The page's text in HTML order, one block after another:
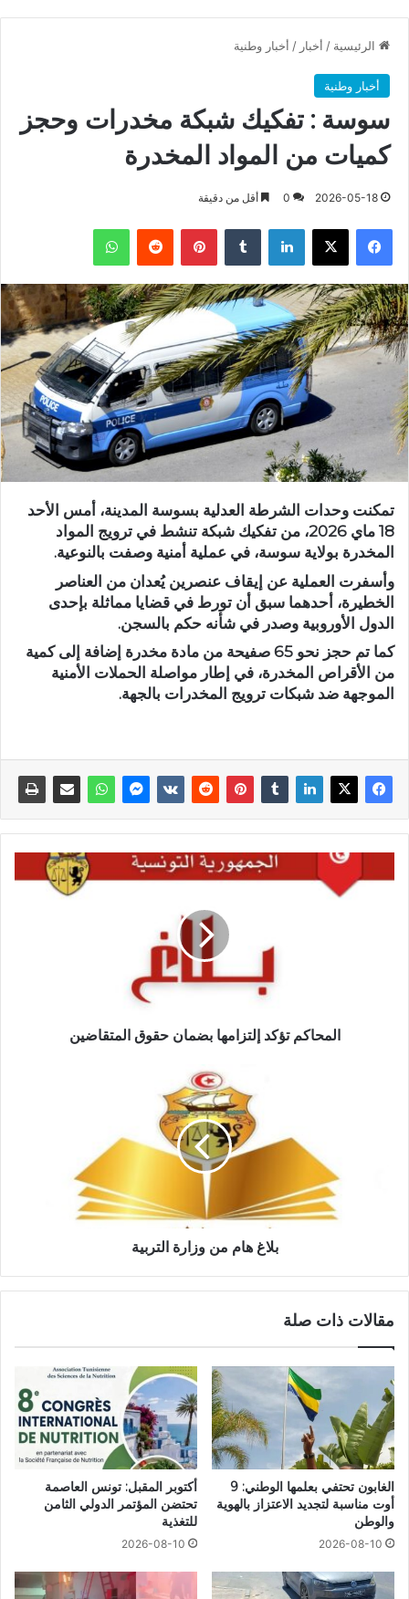
الرئيسية / أخبار / أخبار وطنية
أخبار وطنية
سوسة : تفكيك شبكة مخدرات وحجز
كميات من المواد المخدرة
2026-05-18
0 أقل من دقيقة
فيسبوك X لينكدإن بينتيريست واتساب
تمكنت وحدات الشرطة العدلية بسوسة المدينة، أمس الأحد
18 ماي 2026، من تفكيك شبكة تنشط في ترويج المواد
المخدرة بولاية سوسة، في عملية أمنية وصفت بالنوعية.
وأسفرت العملية عن إيقاف عنصرين يُعدان من العناصر
الخطيرة، أحدهما سبق أن تورط في قضايا مماثلة بإحدى
الدول الأوروبية وصدر في شأنه حكم بالسجن.
كما تم حجز نحو 65 صفيحة من مادة مخدرة إضافة إلى كمية
من الأقراص المخدرة، في إطار مواصلة الحملات الأمنية
الموجهة ضد شبكات ترويج المخدرات بالجهة.
المحاكم تؤكد إلتزامها بضمان حقوق المتقاضين
بلاغ هام من وزارة التربية
مقالات ذات صلة
الغابون تحتفي بعلمها الوطني: 9
أوت مناسبة لتجديد الاعتزاز بالهوية
والوطن
2026-08-10
أكتوبر المقبل: تونس العاصمة
تحتضن المؤتمر الدولي الثامن
للتغذية
2026-08-10